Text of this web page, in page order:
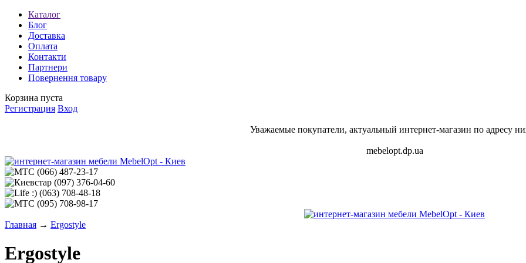
Каталог
Блог
Доставка
Оплата
Контакти
Партнери
Повернення товару
Корзина пуста
Регистрация Вход
Уважаемые покупатели, актуальный интернет-магазин по адресу
mebelopt.dp.ua
(066) 487-23-17
(097) 376-04-60
(063) 708-48-18
(095) 708-98-17
Главная → Ergostyle
Ergostyle